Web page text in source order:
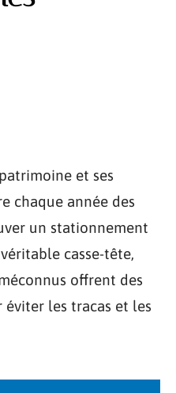
et ses
chaque année des
un stationnement
casse-tête,
offrent des
les tracas et les